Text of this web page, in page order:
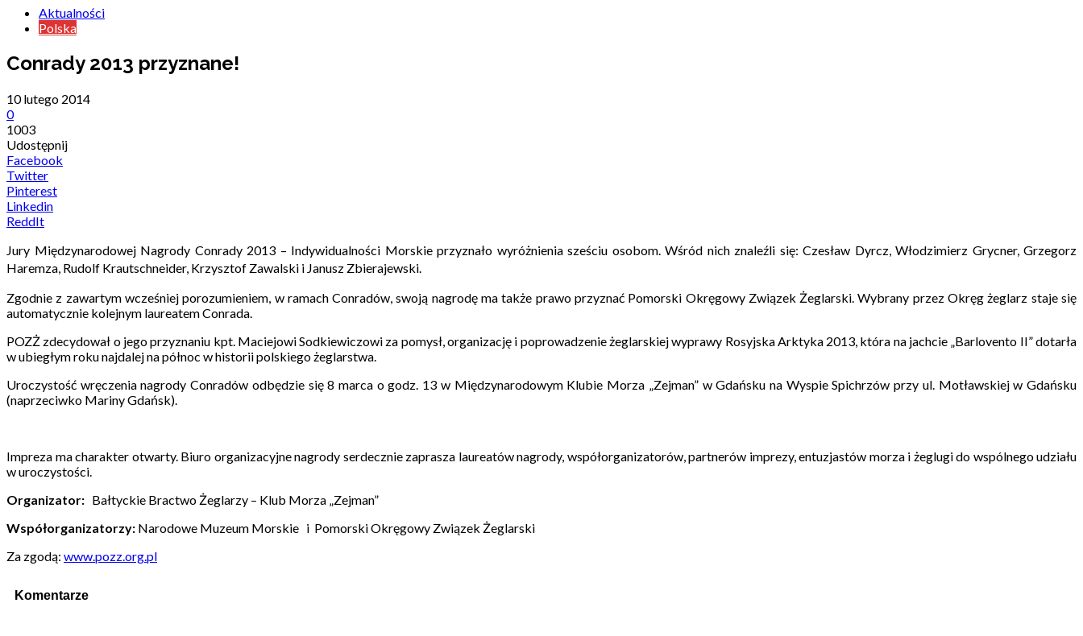
Aktualności
Polska
Conrady 2013 przyznane!
10 lutego 2014
0
1003
Udostępnij
Facebook
Twitter
Pinterest
Linkedin
ReddIt
Jury Międzynarodowej Nagrody Conrady 2013 – Indywidualności Morskie przyznało wyróżnienia sześciu osobom. Wśród nich znaleźli się: Czesław Dyrcz, Włodzimierz Grycner, Grzegorz
Haremza, Rudolf Krautschneider, Krzysztof Zawalski i Janusz Zbierajewski.
Zgodnie z zawartym wcześniej porozumieniem, w ramach Conradów, swoją nagrodę ma także prawo przyznać Pomorski Okręgowy Związek Żeglarski. Wybrany przez Okręg żeglarz staje się
automatycznie kolejnym laureatem Conrada.
POZŻ zdecydował o jego przyznaniu kpt. Maciejowi Sodkiewiczowi za pomysł, organizację i poprowadzenie żeglarskiej wyprawy Rosyjska Arktyka 2013, która na jachcie „Barlovento II” dotarła
w ubiegłym roku najdalej na północ w historii polskiego żeglarstwa.
Uroczystość wręczenia nagrody Conradów odbędzie się 8 marca o godz. 13 w Międzynarodowym Klubie Morza „Zejman” w Gdańsku na Wyspie Spichrzów przy ul. Motławskiej w Gdańsku
(naprzeciwko Mariny Gdańsk).
Impreza ma charakter otwarty. Biuro organizacyjne nagrody serdecznie zaprasza laureatów nagrody, współorganizatorów, partnerów imprezy, entuzjastów morza i żeglugi do wspólnego udziału
w uroczystości.
Organizator: Bałtyckie Bractwo Żeglarzy – Klub Morza „Zejman”
Współorganizatorzy: Narodowe Muzeum Morskie i Pomorski Okręgowy Związek Żeglarski
Za zgodą: www.pozz.org.pl
Komentarze